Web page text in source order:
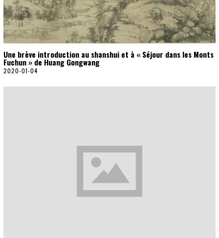
Une brève introduction au shanshui et à « Séjour dans les Monts
Fuchun » de Huang Gongwang
2020-01-04
2